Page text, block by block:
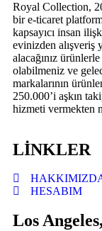
Royal Collection,
bir e-ticaret
kapsayıcı insan
evinizden alışveriş
alacağınız
olabilmeniz ve
markalarının
250.000’i aşkın
hizmeti vermekten
LİNKLER
HESABIM
Los